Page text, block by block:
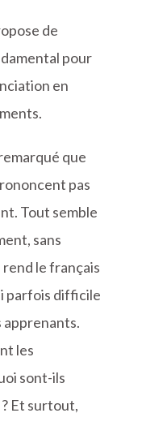
de
pour
en
que
pas
Tout semble
sans
rend le français
parfois difficile
apprenants.
les
sont-ils
Et surtout,